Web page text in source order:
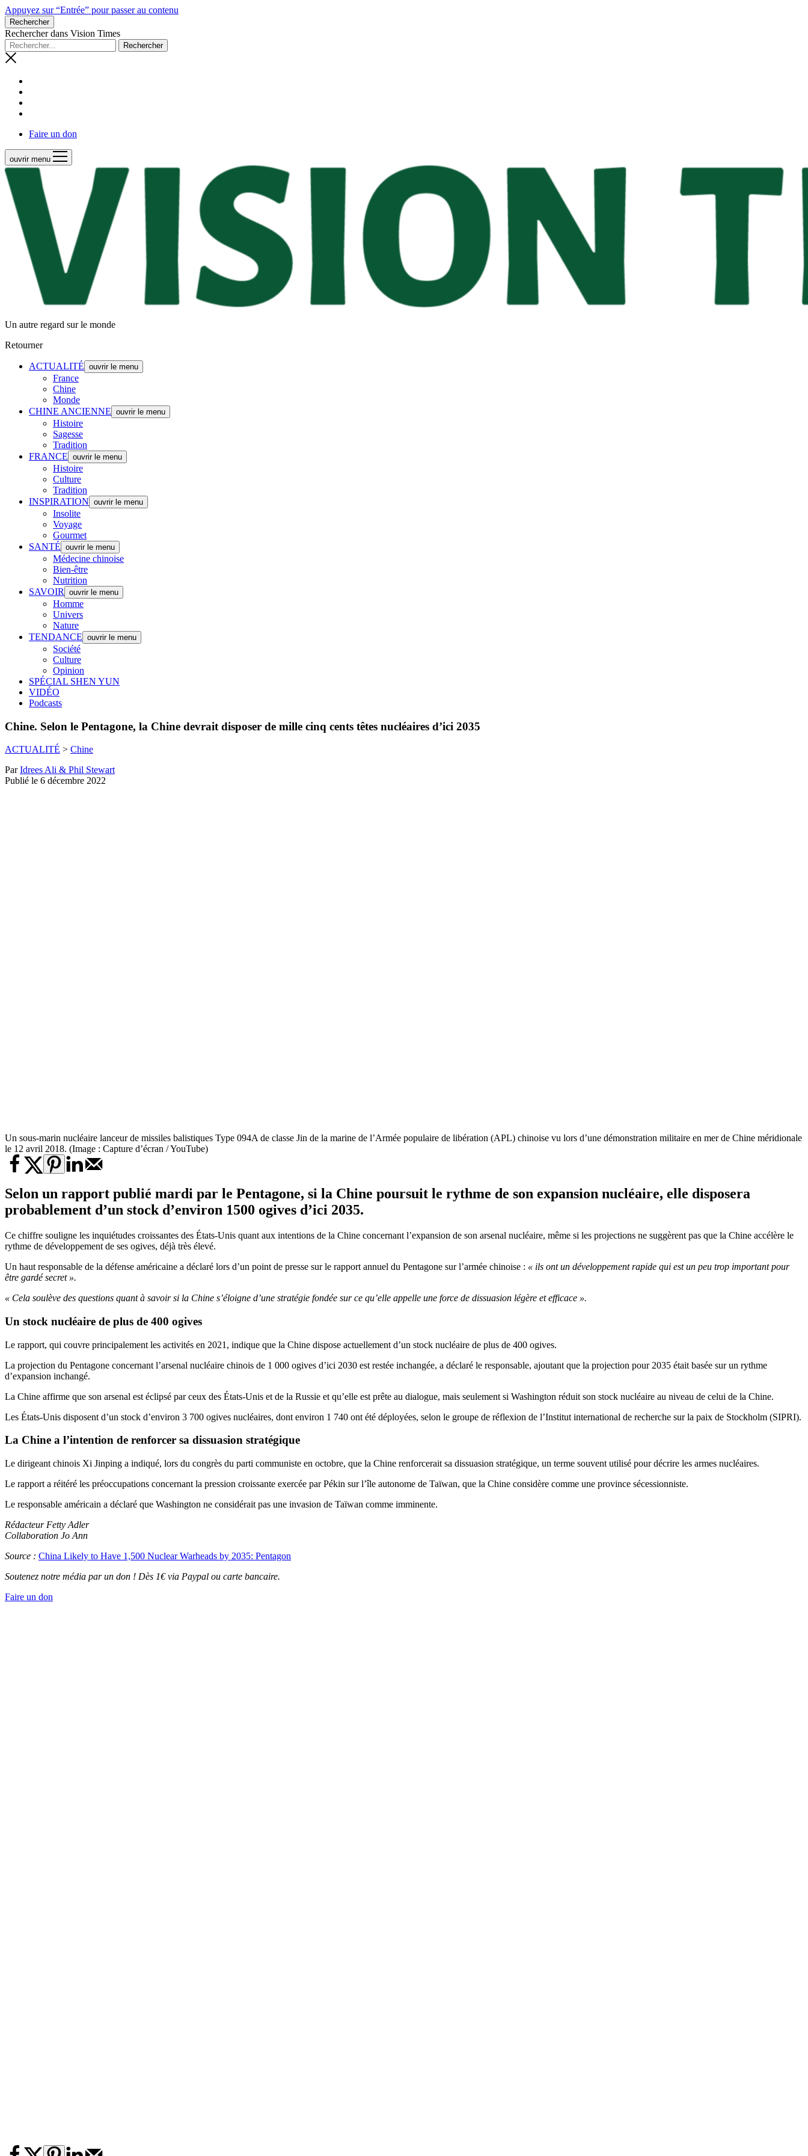
Appuyez sur “Entrée” pour passer au contenu
Rechercher
Rechercher dans Vision Times
Faire un don
ouvrir menu
Un autre regard sur le monde
Retourner
ACTUALITÉ ouvrir le menu
France
Chine
Monde
CHINE ANCIENNE ouvrir le menu
Histoire
Sagesse
Tradition
FRANCE ouvrir le menu
Histoire
Culture
Tradition
INSPIRATION ouvrir le menu
Insolite
Voyage
Gourmet
SANTÉ ouvrir le menu
Médecine chinoise
Bien-être
Nutrition
SAVOIR
ouvrir le menu
Homme
Univers
Nature
TENDANCE ouvrir le menu
Société
Culture
Opinion
SPÉCIAL SHEN YUN
VIDÉO
Podcasts
Chine. Selon le Pentagone, la Chine devrait disposer de mille cinq cents têtes nucléaires d’ici 2035
ACTUALITÉ > Chine
ParIdrees Ali & Phil Stewart
Publié le 6 décembre 2022
Un sous-marin nucléaire lanceur de missiles balistiques Type 094A de classe Jin de la marine de l’Armée populaire de libération (APL) chinoise vu lors d’une démonstration militaire en mer de Chine méridionale
le 12 avril 2018. (Image : Capture d’écran / YouTube)
Selon un rapport publié mardi par le Pentagone, si la Chine poursuit le rythme de son expansion nucléaire, elle disposera
probablement d’un stock d’environ 1500 ogives d’ici 2035.
Ce chiffre souligne les inquiétudes croissantes des États-Unis quant aux intentions de la Chine concernant l’expansion de son arsenal nucléaire, même si les projections ne suggèrent pas que la Chine accélère le
rythme de développement de ses ogives, déjà très élevé.
Un haut responsable de la défense américaine a déclaré lors d’un point de presse sur le rapport annuel du Pentagone sur l’armée chinoise : « ils ont un développement rapide qui est un peu trop important pour
être gardé secret ».
« Cela soulève des questions quant à savoir si la Chine s’éloigne d’une stratégie fondée sur ce qu’elle appelle une force de dissuasion légère et efficace ».
Un stock nucléaire de plus de 400 ogives
Le rapport, qui couvre principalement les activités en 2021, indique que la Chine dispose actuellement d’un stock nucléaire de plus de 400 ogives.
La projection du Pentagone concernant l’arsenal nucléaire chinois de 1 000 ogives d’ici 2030 est restée inchangée, a déclaré le responsable, ajoutant que la projection pour 2035 était basée sur un rythme
d’expansion inchangé.
La Chine affirme que son arsenal est éclipsé par ceux des États-Unis et de la Russie et qu’elle est prête au dialogue, mais seulement si Washington réduit son stock nucléaire au niveau de celui de la Chine.
Les États-Unis disposent d’un stock d’environ 3 700 ogives nucléaires, dont environ 1 740 ont été déployées, selon le groupe de réflexion de l’Institut international de recherche sur la paix de Stockholm (SIPRI).
La Chine a l’intention de renforcer sa dissuasion stratégique
Le dirigeant chinois Xi Jinping a indiqué, lors du congrès du parti communiste en octobre, que la Chine renforcerait sa dissuasion stratégique, un terme souvent utilisé pour décrire les armes nucléaires.
Le rapport a réitéré les préoccupations concernant la pression croissante exercée par Pékin sur l’île autonome de Taïwan, que la Chine considère comme une province sécessionniste.
Le responsable américain a déclaré que Washington ne considérait pas une invasion de Taïwan comme imminente.
Rédacteur Fetty Adler
Collaboration Jo Ann
Source : China Likely to Have 1,500 Nuclear Warheads by 2035: Pentagon
Soutenez notre média par un don ! Dès 1€ via Paypal ou carte bancaire.
Faire un don